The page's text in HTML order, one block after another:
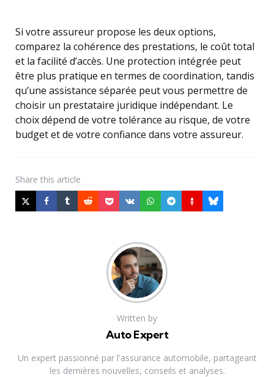
Si votre assureur propose les deux options,
comparez la cohérence des prestations, le coût total
et la facilité d’accès. Une protection intégrée peut
être plus pratique en termes de coordination, tandis
qu’une assistance séparée peut vous permettre de
choisir un prestataire juridique indépendant. Le
choix dépend de votre tolérance au risque, de votre
budget et de votre confiance dans votre assureur.
Share this article
Written by
Auto Expert
Un expert passionné par l'assurance automobile, partageant
les dernières nouvelles, conseils et analyses.